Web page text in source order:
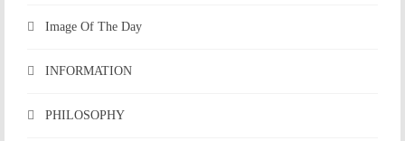
Image Of The Day
INFORMATION
PHILOSOPHY